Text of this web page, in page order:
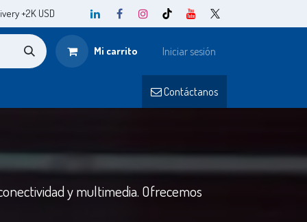
+2K USD
Mi carrito Iniciar sesión
Contáctanos​​
y multimedia. Ofrecemos